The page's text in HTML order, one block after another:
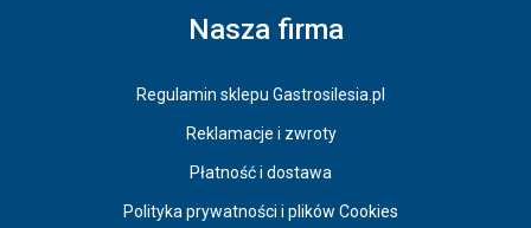
Nasza firma
Regulamin sklepu Gastrosilesia.pl
Reklamacje i zwroty
Płatność i dostawa
Polityka prywatności i plików Cookies